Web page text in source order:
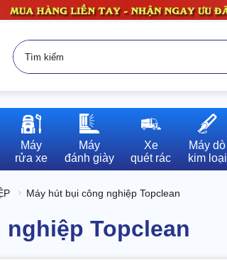
Máy
rửa xe
Máy
đánh giày
Xe
quét rác
Máy dò
kim loại
Máy hút bụi công nghiệp Topclean
Topclean